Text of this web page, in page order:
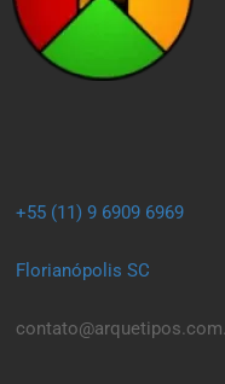
+55 (11) 9 6909 6969
Florianópolis SC